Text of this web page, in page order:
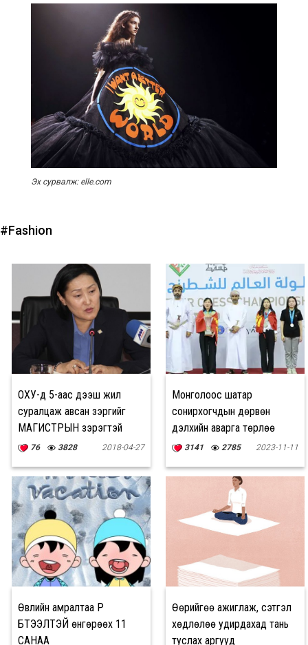
Эх сурвалж: elle.com
#Fashion
ОХУ-д 5-аас дээш жил
суралцаж авсан зэргийг
МАГИСТРЫН зэрэгтэй
ДҮЙЦҮҮЛЭХЭЭР боллоо
76 3828 2018-04-27
Монголоос шатар
сонирхогчдын дөрвөн
дэлхийн аварга төрлөө
3141 2785 2023-11-11
Өвлийн амралтаа ҮР
БҮТЭЭЛТЭЙ өнгөрөөх 11
САНАА
Өөрийгөө ажиглаж, сэтгэл
хөдлөлөө удирдахад тань
туслах аргууд